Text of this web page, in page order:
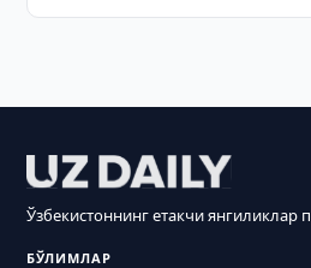
Ўзбекистоннинг етакчи янгиликлар
БЎЛИМЛАР